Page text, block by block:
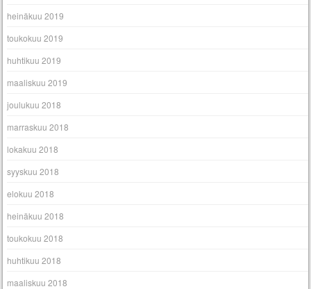
heinäkuu 2019
toukokuu 2019
huhtikuu 2019
maaliskuu 2019
joulukuu 2018
marraskuu 2018
lokakuu 2018
syyskuu 2018
elokuu 2018
heinäkuu 2018
toukokuu 2018
huhtikuu 2018
maaliskuu 2018